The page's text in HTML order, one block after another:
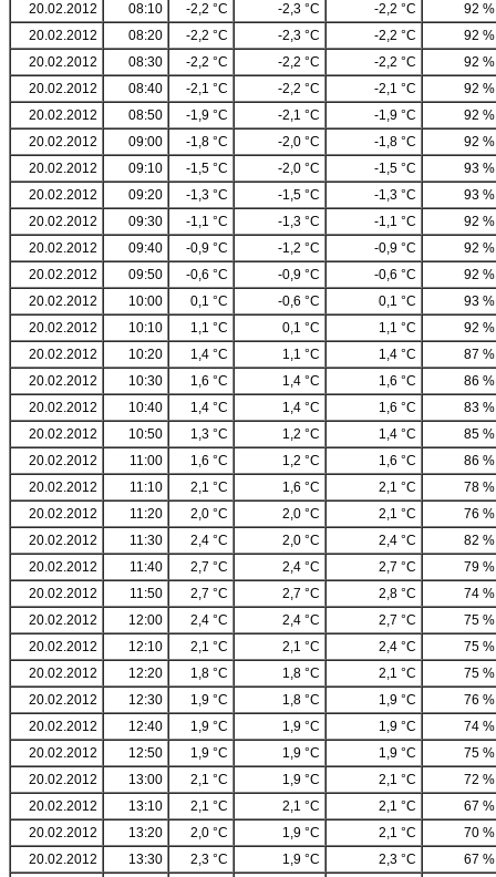
20.02.2012
08:10 -2,2 °C -2,3 °C -2,2 °C
92 %
20.02.2012
08:20 -2,2 °C -2,3 °C -2,2 °C
92 %
20.02.2012
08:30 -2,2 °C -2,2 °C -2,2 °C
92 %
20.02.2012
08:40 -2,1 °C -2,2 °C -2,1 °C
92 %
20.02.2012
08:50 -1,9 °C -2,1 °C -1,9 °C
92 %
20.02.2012
09:00 -1,8 °C -2,0 °C -1,8 °C
92 %
20.02.2012
09:10 -1,5 °C -2,0 °C -1,5 °C
93 %
20.02.2012
09:20 -1,3 °C -1,5 °C -1,3 °C
93 %
20.02.2012
09:30 -1,1 °C -1,3 °C -1,1 °C
92 %
20.02.2012
09:40 -0,9 °C -1,2 °C -0,9 °C
92 %
20.02.2012
09:50 -0,6 °C -0,9 °C -0,6 °C
92 %
20.02.2012
10:00 0,1 °C -0,6 °C 0,1 °C
93 %
20.02.2012
10:10 1,1 °C 0,1 °C 1,1 °C
92 %
20.02.2012
10:20 1,4 °C 1,1 °C 1,4 °C
87 %
20.02.2012
10:30 1,6 °C 1,4 °C 1,6 °C
86 %
20.02.2012
10:40 1,4 °C 1,4 °C 1,6 °C
83 %
20.02.2012
10:50 1,3 °C 1,2 °C 1,4 °C
85 %
20.02.2012
11:00 1,6 °C 1,2 °C 1,6 °C
86 %
20.02.2012
11:10 2,1 °C 1,6 °C 2,1 °C
78 %
20.02.2012
11:20 2,0 °C 2,0 °C 2,1 °C
76 %
20.02.2012
11:30 2,4 °C 2,0 °C 2,4 °C
82 %
20.02.2012
11:40 2,7 °C 2,4 °C 2,7 °C
79 %
20.02.2012
11:50 2,7 °C 2,7 °C 2,8 °C
74 %
20.02.2012
12:00 2,4 °C 2,4 °C 2,7 °C
75 %
20.02.2012
12:10 2,1 °C 2,1 °C 2,4 °C
75 %
20.02.2012
12:20 1,8 °C 1,8 °C 2,1 °C
75 %
20.02.2012
12:30 1,9 °C 1,8 °C 1,9 °C
76 %
20.02.2012
12:40 1,9 °C 1,9 °C 1,9 °C
74 %
20.02.2012
12:50 1,9 °C 1,9 °C 1,9 °C
75 %
20.02.2012
13:00 2,1 °C 1,9 °C 2,1 °C
72 %
20.02.2012
13:10 2,1 °C 2,1 °C 2,1 °C
67 %
20.02.2012
13:20 2,0 °C 1,9 °C 2,1 °C
70 %
20.02.2012
13:30 2,3 °C 1,9 °C 2,3 °C
67 %